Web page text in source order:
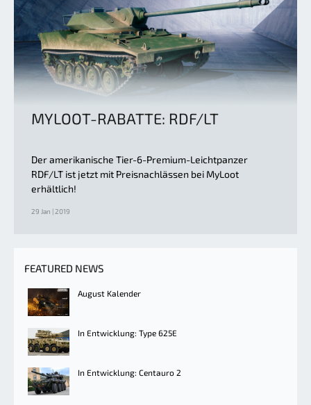
MYLOOT-RABATTE: RDF/LT
Der amerikanische Tier-6-Premium-Leichtpanzer
RDF/LT ist jetzt mit Preisnachlässen bei MyLoot
erhältlich!
29 Jan | 2019
FEATURED NEWS
August Kalender
In Entwicklung: Type 625E
In Entwicklung: Centauro 2